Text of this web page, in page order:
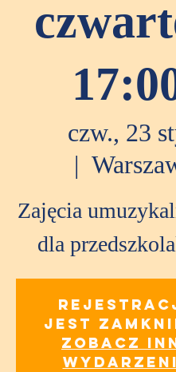
czw., 23
  |
Zajęcia
dla
jest
Zobacz